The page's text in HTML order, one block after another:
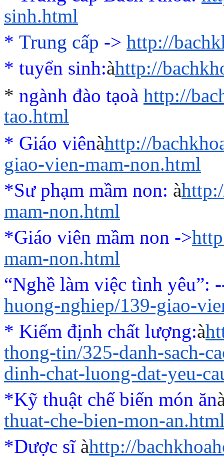
sinh.html
* Trung cấp -> http://
* tuyển sinh:àhttp://
* ngành đào tạoà http://
tao.html
* Giáo viênàhttp://
giao-vien-mam-non.html
*Sư phạm mầm non: à
mam-non.html
*Giáo viên mầm non ->
mam-non.html
“Nghề làm việc tình yêu”:
huong-nghiep/139-giao-
* Kiểm định chất lượng:à
thong-tin/325-danh-sach-
dinh-chat-luong-dat-yeu-
*Kỹ thuật chế biến món ăn
thuat-che-bien-mon-
*Dược sĩ àhttp://